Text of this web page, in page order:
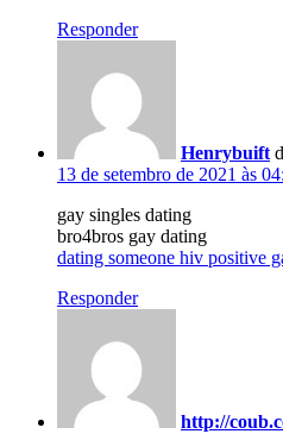
Responder
Henrybuift
13 de setembro de 2021 às
gay singles dating
bro4bros gay dating
dating someone hiv positive
Responder
http://